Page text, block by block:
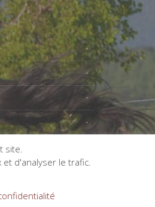
site.
d'analyser le trafic.